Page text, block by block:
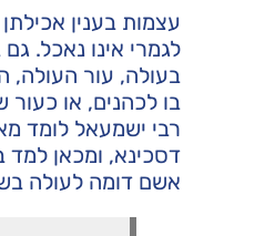
עצמות בענין
לגמרי אינו נאכל.
בעולה, עור העולה,
בו לכהנים, או כעור
רבי ישמעאל לומד
דסכינא, ומכאן
אשם דומה לעולה